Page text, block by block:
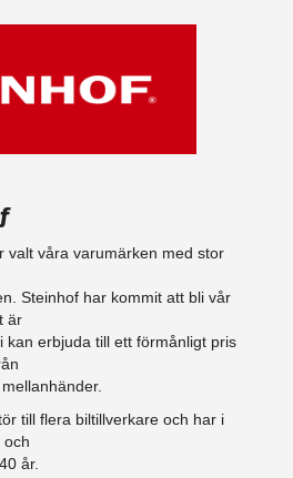
valt våra varumärken med stor
Steinhof har kommit att bli vår
är
kan erbjuda till ett förmånligt pris
till flera biltillverkare och har i
och
år.